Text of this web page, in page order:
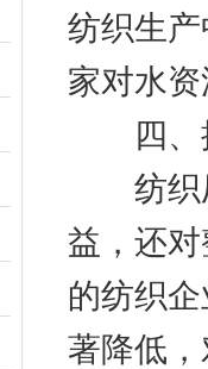
纺织生
家对水
四、推
纺织厂
益，还
的纺织
著降低